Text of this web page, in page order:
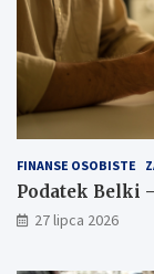
FINANSE OSOBISTE
Podatek Belki
27 lipca 2026